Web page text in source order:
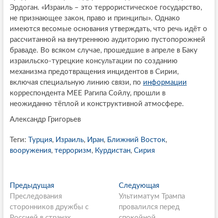
Эрдоган. «Израиль – это террористическое государство,
не признающее закон, право и принципы». Однако
имеются весомые основания утверждать, что речь идёт о
рассчитанной на внутреннюю аудиторию пустопорожней
браваде. Во всяком случае, прошедшие в апреле в Баку
израильско-турецкие консультации по созданию
механизма предотвращения инцидентов в Сирии,
включая специальную линию связи, по информации
корреспондента MEE Рагипа Сойлу, прошли в
неожиданно тёплой и конструктивной атмосфере.
Александр Григорьев
Теги: Турция, Израиль, Иран, Ближний Восток,
вооружения, терроризм, Курдистан, Сирия
P
o
ПредыдущаяП
р
е
Преследования
сторонников дружбы с
Следующая
е
Ультиматум Трампа
провалился перед